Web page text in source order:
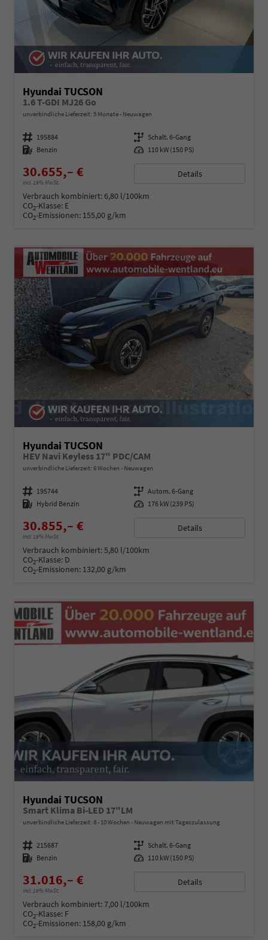
Hyundai TUCSON
1.6 T-GDI MJ26 Go
unverbindliche Lieferzeit: 5 Monate Neuwagen
Fahrzeugnummer 195884 Getriebe Schalt. 6-Gang
Kraftstoff Benzin Leistung 110 kW (150 PS)
30.655,– €
incl. 19% MwSt.
Details
Verbrauch kombiniert:6,80 l/100km
CO2-Klasse: E
CO2-Emissionen: 155,00 g/km
Hyundai TUCSON
HEV Navi Keyless 17" PDC/CAM
unverbindliche Lieferzeit: 6 Wochen Neuwagen
Fahrzeugnummer 195744 Getriebe Autom. 6-Gang
Kraftstoff Hybrid Benzin Leistung 176 kW (239 PS)
30.855,– €
incl. 19% MwSt.
Details
Verbrauch kombiniert:5,80 l/100km
CO2-Klasse: D
CO2-Emissionen: 132,00 g/km
Hyundai TUCSON
Smart Klima Bi-LED 17"LM
unverbindliche Lieferzeit: 8 - 10 Wochen Neuwagen mit Tageszulassung
Fahrzeugnummer 215687 Getriebe Schalt. 6-Gang
Kraftstoff Benzin Leistung 110 kW (150 PS)
31.016,– €
incl. 19% MwSt.
Details
Verbrauch kombiniert:7,00 l/100km
CO2-Klasse: F
CO2-Emissionen: 158,00 g/km